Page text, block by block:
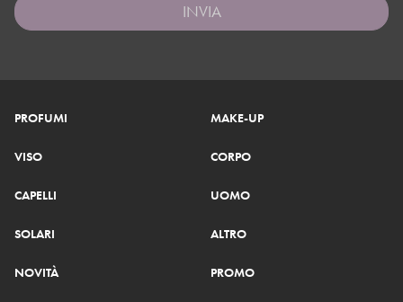
INVIA
PROFUMI MAKE-UP
VISO CORPO
CAPELLI UOMO
SOLARI ALTRO
NOVITÀ PROMO